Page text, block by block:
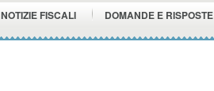
NOTIZIE FISCALI DOMANDE E RISPOSTE